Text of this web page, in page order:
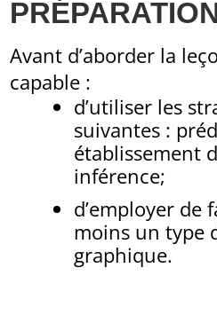
Avant d’aborder la
capable :
d’utiliser les
suivantes :
établissement
inférence;
d’employer de
moins un type
graphique.